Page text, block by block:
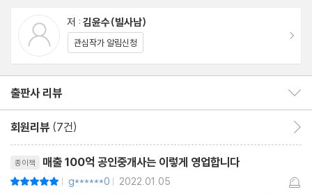
저자는 공인중개사 성공의 핵심은 마케팅이라고 강조한다. 마케팅
의 60%는 서비스 품질이 좌우한다. 부동산 중개 관련 지식은 나머
다른 차별화 전략이 중요하다. 그래서 빌사남은 전문 분야인 빌딩에
집중했고, 상호부터 인테리어까지 ‘남다르게’ 준비했다. 매물 광고로
도배하는 것이 아니라, 본인을 브랜딩하고 도움이 되는 콘텐츠를 공
언론에 언급되면 전문가로 인식된다
언론 매체의 종류별 특징을 알아보자
4장. 공인중개사 온라인 마케팅의 모든 것
부동산 중개 플랫폼과 공인중개사 홍보 현황
블로그는 여전히 필수다
인스타그램으로 소통하기
저 : 김윤수(빌사남)
관심작가 알림신청
출판사 리뷰
회원리뷰 (7건)
종이책 매출 100억 공인중개사는 이렇게 영업합니다
| g******0 | 2022.01.05